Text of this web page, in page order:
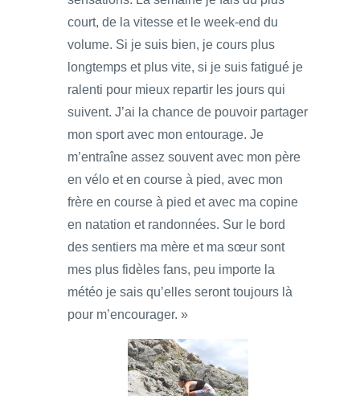
court, de la vitesse et le week-end du
volume. Si je suis bien, je cours plus
longtemps et plus vite, si je suis fatigué je
ralenti pour mieux repartir les jours qui
suivent. J’ai la chance de pouvoir partager
mon sport avec mon entourage. Je
m’entraîne assez souvent avec mon père
en vélo et en course à pied, avec mon
frère en course à pied et avec ma copine
en natation et randonnées. Sur le bord
des sentiers ma mère et ma sœur sont
mes plus fidèles fans, peu importe la
météo je sais qu’elles seront toujours là
pour m’encourager. »